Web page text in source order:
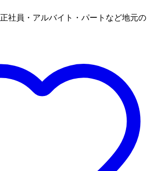
正社員・アルバイト・パートなど地元の